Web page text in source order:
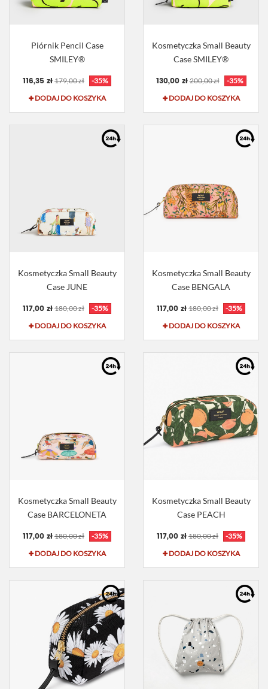
Piórnik Pencil Case
SMILEY®
116,35 zł 179,00 zł
-35%
DODAJ DO KOSZYKA
Kosmetyczka Small Beauty
Case SMILEY®
130,00 zł 200,00 zł
-35%
DODAJ DO KOSZYKA
Kosmetyczka Small Beauty
Case JUNE
117,00 zł 180,00 zł
-35%
DODAJ DO KOSZYKA
Kosmetyczka Small Beauty
Case BENGALA
117,00 zł 180,00 zł
-35%
DODAJ DO KOSZYKA
Kosmetyczka Small Beauty
Case BARCELONETA
117,00 zł 180,00 zł
-35%
DODAJ DO KOSZYKA
Kosmetyczka Small Beauty
Case PEACH
117,00 zł 180,00 zł
-35%
DODAJ DO KOSZYKA